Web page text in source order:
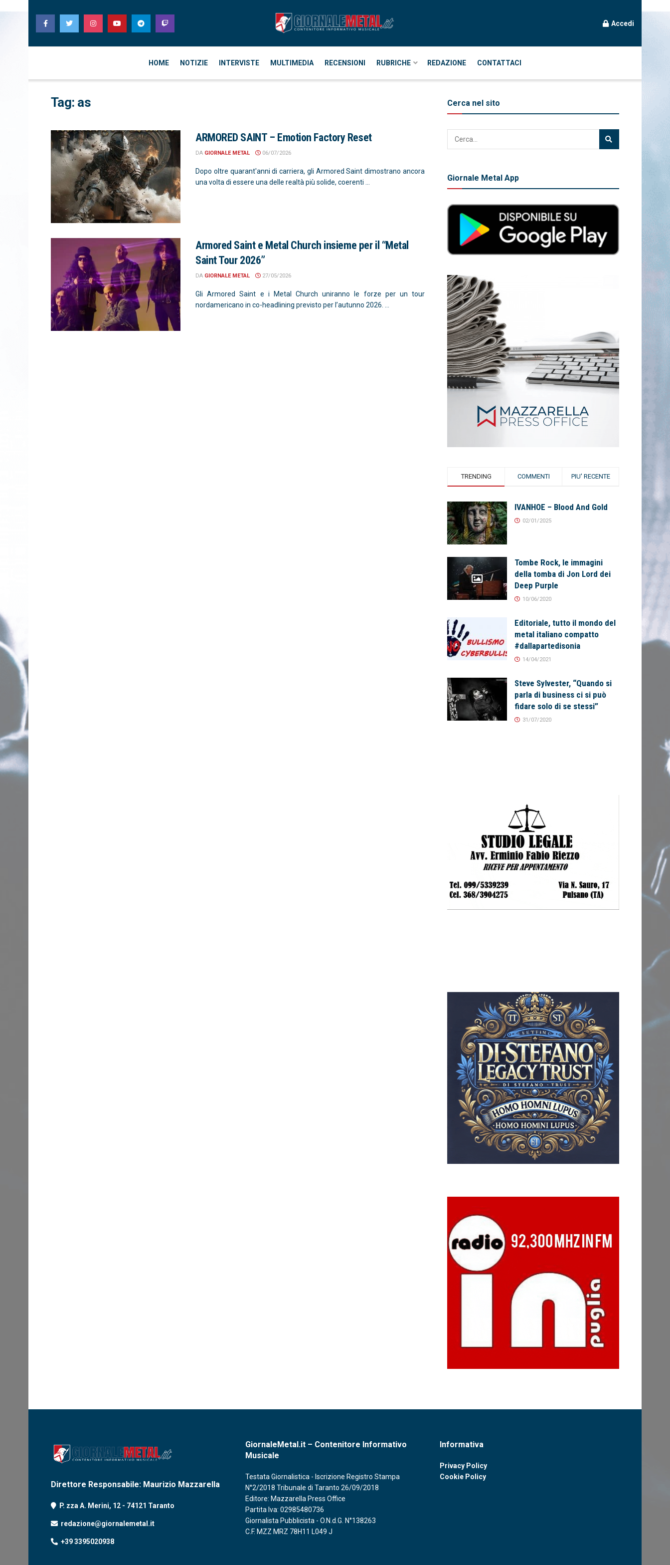
Accedi
HOME NOTIZIE INTERVISTE MULTIMEDIA RECENSIONI RUBRICHE REDAZIONE CONTATTACI
Tag: as
ARMORED SAINT – Emotion Factory Reset
DA GIORNALE METAL 06/07/2026
Dopo oltre quarant'anni di carriera, gli Armored Saint dimostrano ancora
una volta di essere una delle realtà più solide, coerenti ...
Armored Saint e Metal Church insieme per il “Metal
Saint Tour 2026”
DA GIORNALE METAL 27/05/2026
Gli Armored Saint e i Metal Church uniranno le forze per un tour
nordamericano in co-headlining previsto per l’autunno 2026. ...
Cerca nel sito
Giornale Metal App
TRENDING COMMENTI PIU' RECENTE
IVANHOE – Blood And Gold
02/01/2025
Tombe Rock, le immagini
della tomba di Jon Lord dei
Deep Purple
10/06/2020
Editoriale, tutto il mondo del
metal italiano compatto
#dallapartedisonia
14/04/2021
Steve Sylvester, “Quando si
parla di business ci si può
fidare solo di se stessi”
31/07/2020
Direttore Responsabile: Maurizio Mazzarella
P. zza A. Merini, 12 - 74121 Taranto
redazione@giornalemetal.it
+39 3395020938
GiornaleMetal.it – Contenitore Informativo
Musicale
Testata Giornalistica - Iscrizione Registro Stampa
N°2/2018 Tribunale di Taranto 26/09/2018
Editore: Mazzarella Press Office
Partita Iva: 02985480736
Giornalista Pubblicista - O.N.d.G. N°138263
C.F. MZZ MRZ 78H11 L049 J
Informativa
Privacy Policy
Cookie Policy